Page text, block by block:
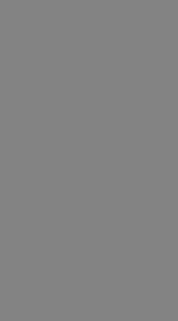
m². Le bien est
frais d’agence inclus,
à la charge de
maintenant pour